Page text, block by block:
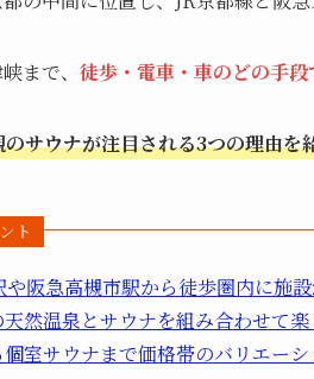
まで、 徒歩・電車・車のどの手
サウナが注目される3つの理由を
ト
や阪急高槻市駅から徒歩圏内に施
然温泉とサウナを組み合わせて楽
室サウナまで価格帯のバリエー